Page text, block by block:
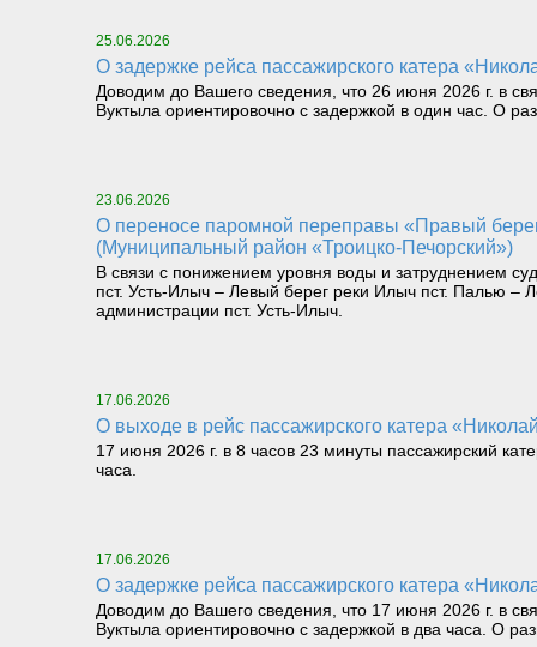
25.06.2026
О задержке рейса пассажирского катера
Доводим до Вашего сведения, что 26 июня 2026 г. в
Вуктыла ориентировочно с задержкой в один час. О
23.06.2026
О переносе паромной переправы «Правый берег реки Илыч пст. Усть-Илыч – Левый берег реки Илыч пст. Палью – Левый берег Печоры»
(Муниципальный район «Троицко-Печорский»)
В связи с понижением уровня воды и затруднением
пст. Усть-Илыч – Левый берег реки Илыч пст. Палью
администрации пст. Усть-Илыч.
17.06.2026
О выходе в рейс пассажирского катера
17 июня 2026 г. в 8 часов 23 минуты пассажирский
часа.
17.06.2026
О задержке рейса пассажирского катера
Доводим до Вашего сведения, что 17 июня 2026 г. в
Вуктыла ориентировочно с задержкой в два часа. О